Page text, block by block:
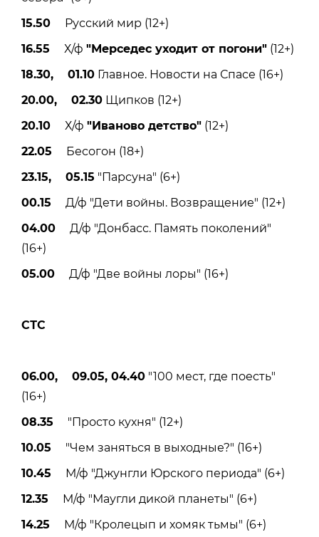
15.50 Русский мир (12+)
16.55 Х/ф "Мерседес уходит от погони" (12+)
18.30, 01.10 Главное. Новости на Спасе (16+)
20.00, 02.30 Щипков (12+)
20.10 Х/ф "Иваново детство" (12+)
22.05 Бесогон (18+)
23.15, 05.15 "Парсуна" (6+)
00.15 Д/ф "Дети войны. Возвращение" (12+)
04.00 Д/ф "Донбасс. Память поколений"
(16+)
05.00 Д/ф "Две войны лоры" (16+)
СТС
06.00, 09.05, 04.40 "100 мест, где поесть"
(16+)
08.35 "Просто кухня" (12+)
10.05 "Чем заняться в выходные?" (16+)
10.45 М/ф "Джунгли Юрского периода" (6+)
12.35 М/ф "Маугли дикой планеты" (6+)
14.25 М/ф "Кролецып и хомяк тьмы" (6+)